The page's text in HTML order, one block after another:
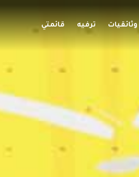
وثائقيات ترفيه قائمتي